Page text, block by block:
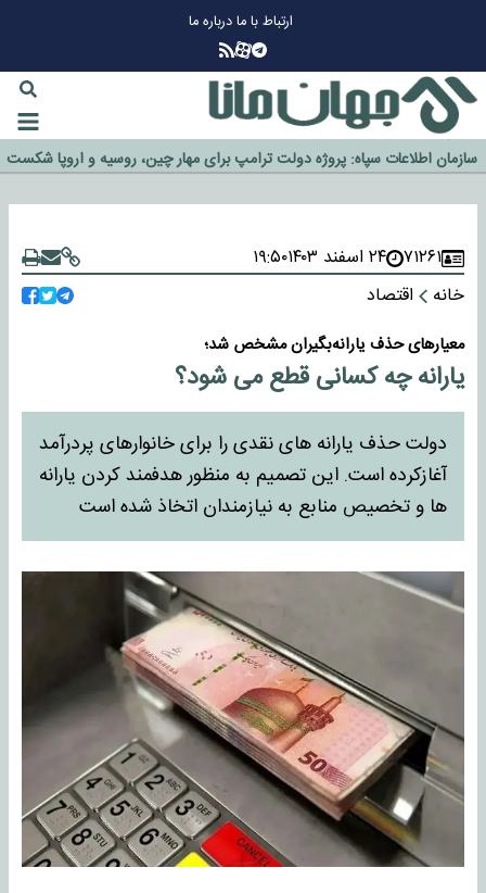
ارتباط با مادرباره ما
چرا طلا دوباره افزایشی شد؟
گزینه جدایی اوسمار روی میز مدیران پرسپولیس
سازمان اطلاعات سپاه: پروژه دولت ترامپ برای مهار چین، روسیه و اروپا شکست
خورد ۷۱۲۶۱ ۲۴ اسفند ۱۴۰۳
۱۹:۵۰
خانه
اقتصاد
معیارهای حذف یارانه‌بگیران مشخص شد؛
یارانه چه کسانی قطع می شود؟
دولت حذف یارانه های نقدی را برای خانوارهای پردرآمد
آغازکرده است. این تصمیم به منظور هدفمند کردن یارانه
ها و تخصیص منابع به نیازمندان اتخاذ شده است